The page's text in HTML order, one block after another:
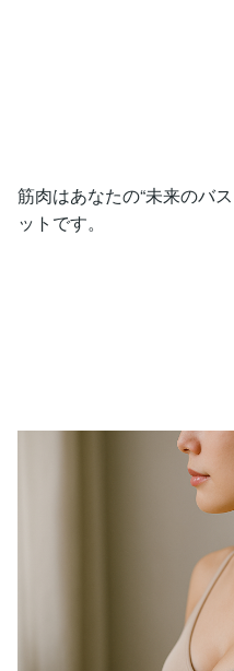
筋肉はあなたの“未来のバ
ットです。